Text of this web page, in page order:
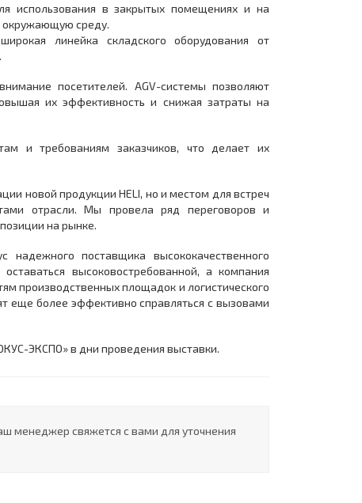
использования в закрытых помещениях и на
окружающую среду.
линейка складского оборудования от
посетителей. AGV-системы позволяют
их эффективность и снижая затраты на
и требованиям заказчиков, что делает их
новой продукции HELI, но и местом для встреч
отрасли. Мы провела ряд переговоров и
на рынке.
поставщика высококачественного
высоковостребованной, а компания
производственных площадок и логистического
еще более эффективно справляться с вызовами
ЭКСПО» в дни проведения выставки.
менеджер свяжется с вами для уточнения